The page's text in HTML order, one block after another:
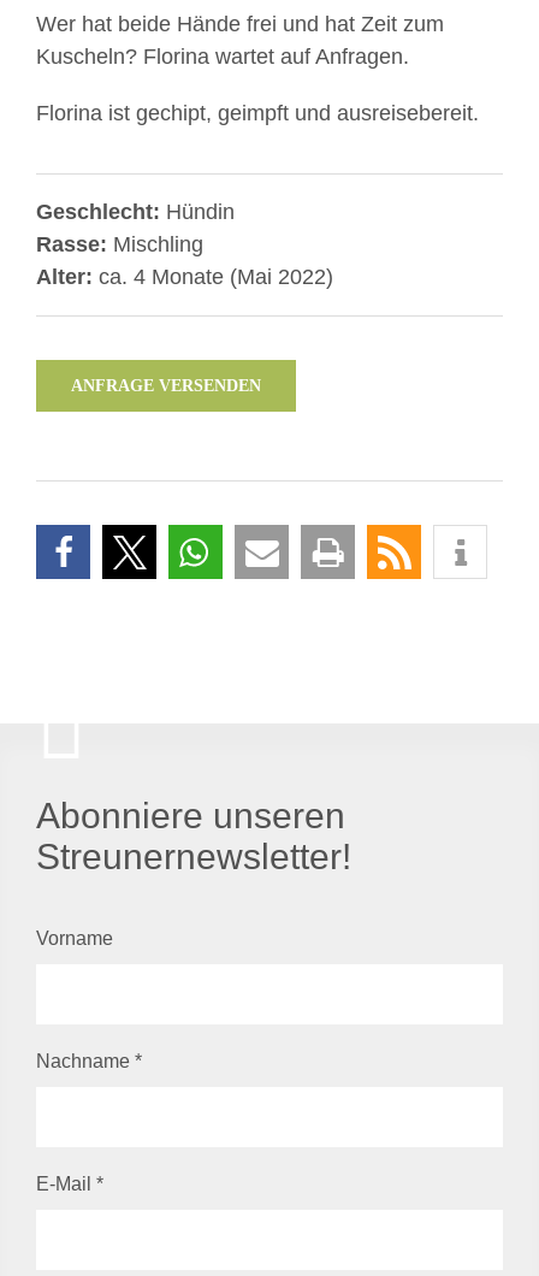
Wer hat beide Hände frei und hat Zeit zum
Kuscheln? Florina wartet auf Anfragen.
Florina ist gechipt, geimpft und ausreisebereit.
Geschlecht: Hündin
Rasse: Mischling
Alter: ca. 4 Monate (Mai 2022)
ANFRAGE VERSENDEN
Abonniere unseren
Streunernewsletter!
Vorname
Nachname *
E-Mail *